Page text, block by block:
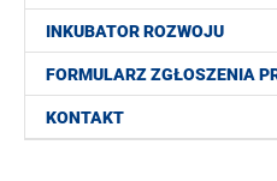
INKUBATOR ROZWOJU
FORMULARZ ZGŁOSZENIA
KONTAKT